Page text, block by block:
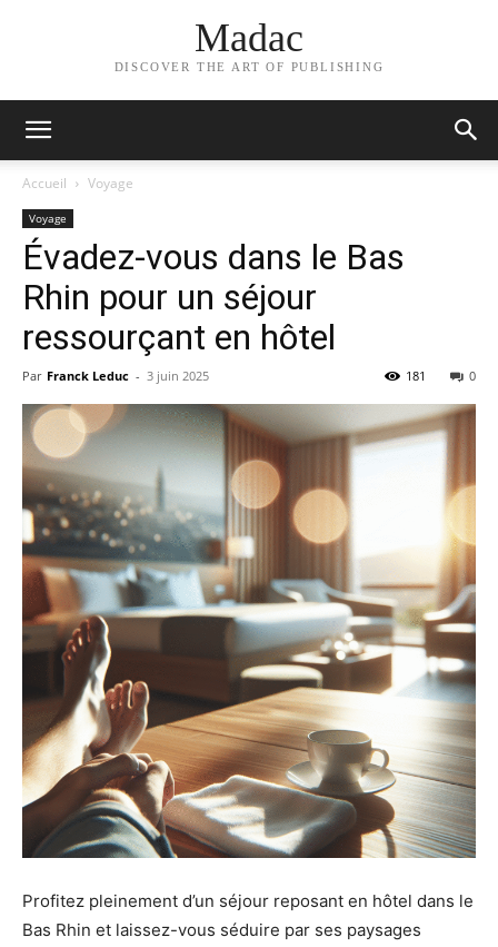
Madac
DISCOVER THE ART OF PUBLISHING
Accueil Voyage
Voyage
Évadez-vous dans le Bas
Rhin pour un séjour
ressourçant en hôtel
Par Franck Leduc - 3 juin 2025 0
181
Profitez pleinement d’un séjour reposant en hôtel dans le
Bas Rhin et laissez-vous séduire par ses paysages